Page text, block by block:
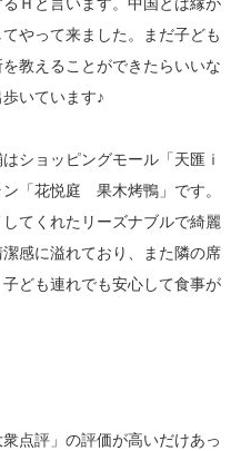
Ｈと言います。中国とは縁が
やって来ました。まだ子ども
教えることができたらいいな
いています♪
ショッピングモール「天匯ｉ
「花悦庭 果木烤鴨」です。
てくれたリーズナブルで綺麗
感に溢れており、また隣の席
ども連れでも安心して食事が
点評」の評価が高いだけあっ